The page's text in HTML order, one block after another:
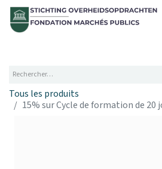
Tous les produits
15% sur Cycle de formation de 20